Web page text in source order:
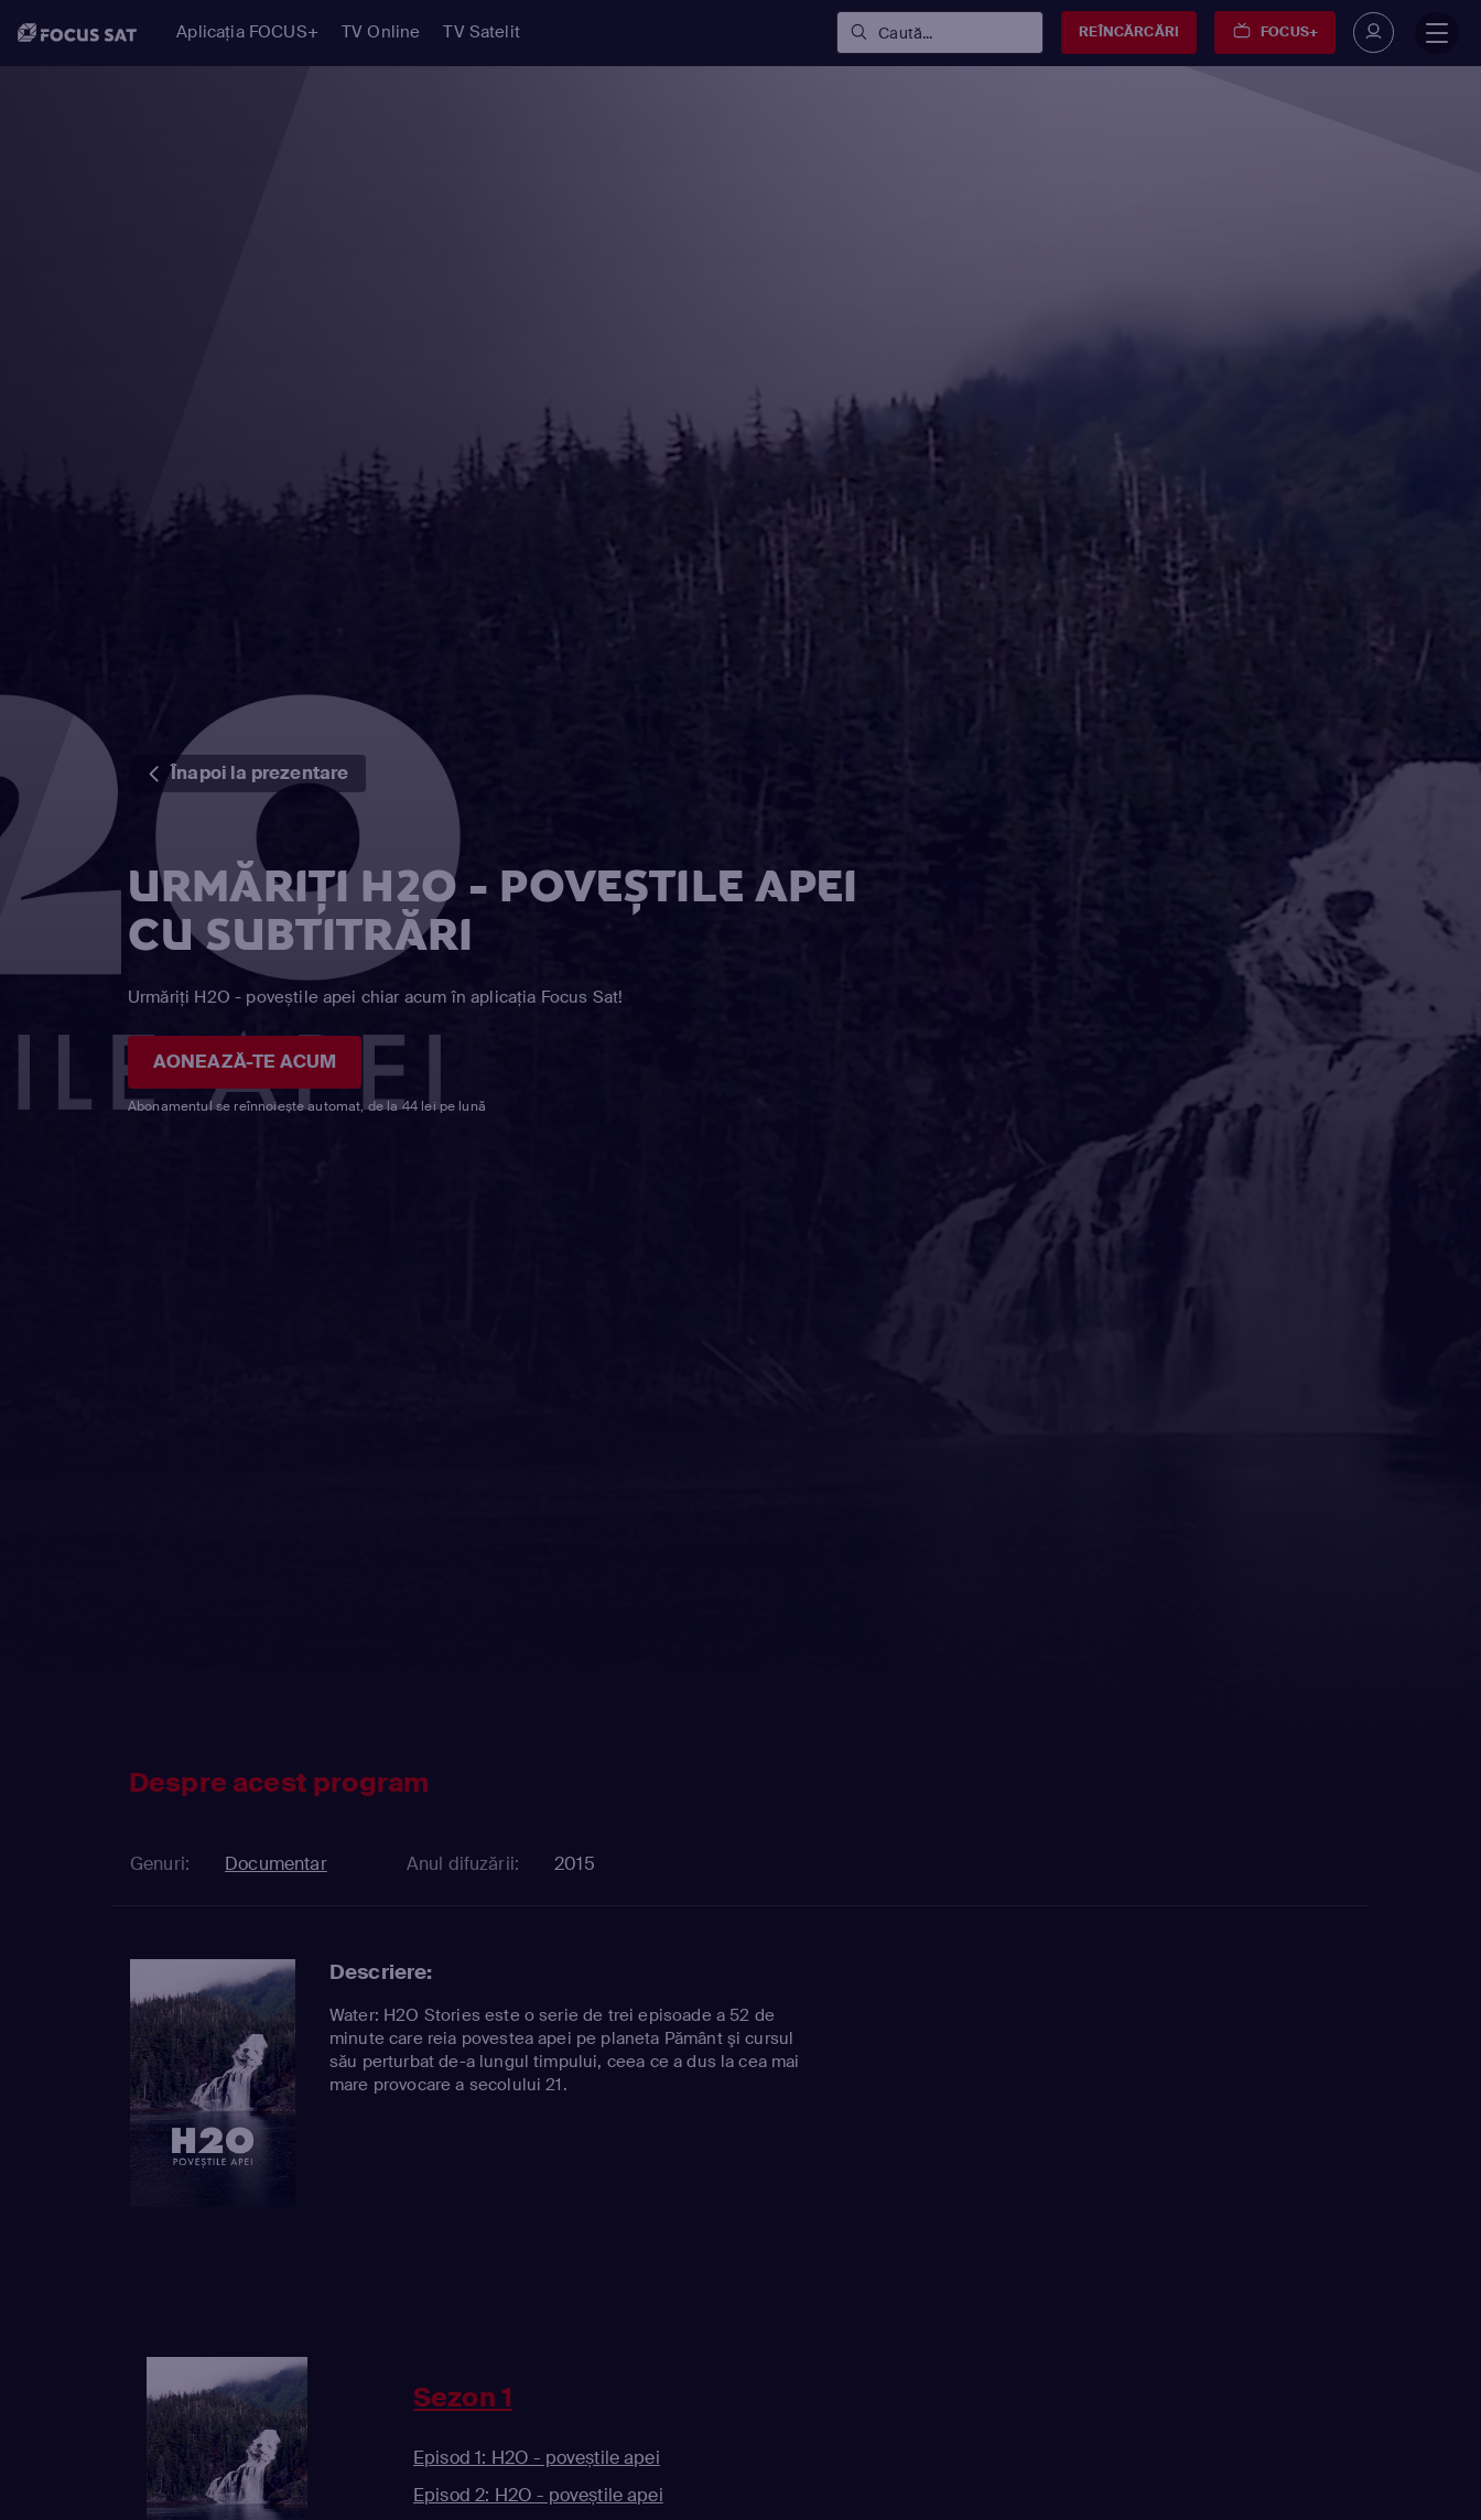
Aplicația FOCUS+ TV Online TV Satelit Caută... REÎNCĂRCĂRI FOCUS+
Înapoi la prezentare
URMĂRIȚI H2O - POVEȘTILE APEI
CU SUBTITRĂRI
Urmăriți H2O - poveștile apei chiar acum în aplicația Focus Sat!
AONEAZĂ-TE ACUM
Abonamentul se reînnoiește automat, de la 44 lei pe lună
Despre acest program
Genuri: Documentar Anul difuzării: 2015
Descriere:
Water: H2O Stories este o serie de trei episoade a 52 de
minute care reia povestea apei pe planeta Pământ şi cursul
său perturbat de-a lungul timpului, ceea ce a dus la cea mai
mare provocare a secolului 21.
Sezon 1
Episod 1: H2O - poveștile apei
Episod 2: H2O - poveștile apei